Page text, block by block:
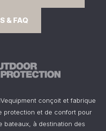
& FAQ
conçoit et fabrique
protection et de confort pour
bateaux, à destination des